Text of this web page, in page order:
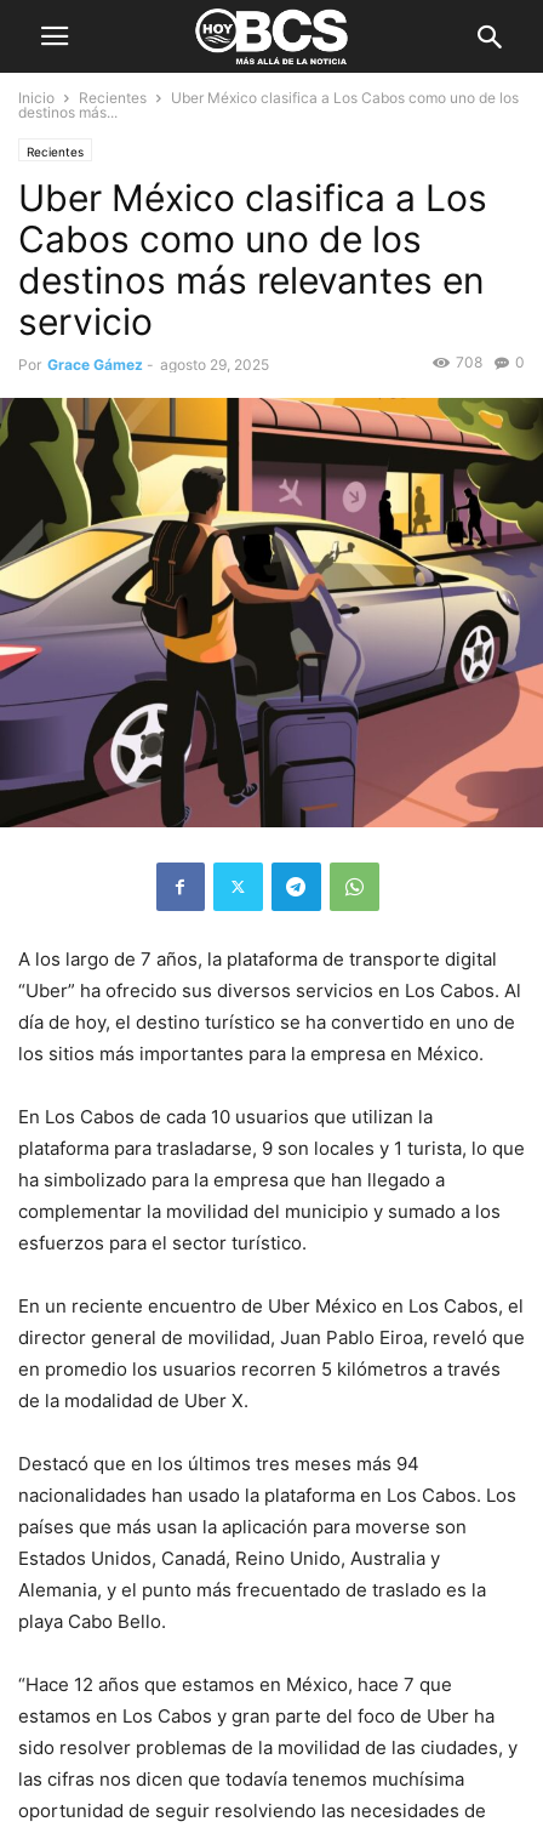
Inicio Recientes
Uber México clasifica a Los Cabos como uno de los
destinos más...
Recientes
Uber México clasifica a Los
Cabos como uno de los
destinos más relevantes en
servicio
Por Grace Gámez - agosto 29, 2025 0
708
A los largo de 7 años, la plataforma de transporte digital
“Uber” ha ofrecido sus diversos servicios en Los Cabos. Al
día de hoy, el destino turístico se ha convertido en uno de
los sitios más importantes para la empresa en México.
En Los Cabos de cada 10 usuarios que utilizan la
plataforma para trasladarse, 9 son locales y 1 turista, lo que
ha simbolizado para la empresa que han llegado a
complementar la movilidad del municipio y sumado a los
esfuerzos para el sector turístico.
En un reciente encuentro de Uber México en Los Cabos, el
director general de movilidad, Juan Pablo Eiroa, reveló que
en promedio los usuarios recorren 5 kilómetros a través
de la modalidad de Uber X.
Destacó que en los últimos tres meses más 94
nacionalidades han usado la plataforma en Los Cabos. Los
países que más usan la aplicación para moverse son
Estados Unidos, Canadá, Reino Unido, Australia y
Alemania, y el punto más frecuentado de traslado es la
playa Cabo Bello.
“Hace 12 años que estamos en México, hace 7 que
estamos en Los Cabos y gran parte del foco de Uber ha
sido resolver problemas de la movilidad de las ciudades, y
las cifras nos dicen que todavía tenemos muchísima
oportunidad de seguir resolviendo las necesidades de